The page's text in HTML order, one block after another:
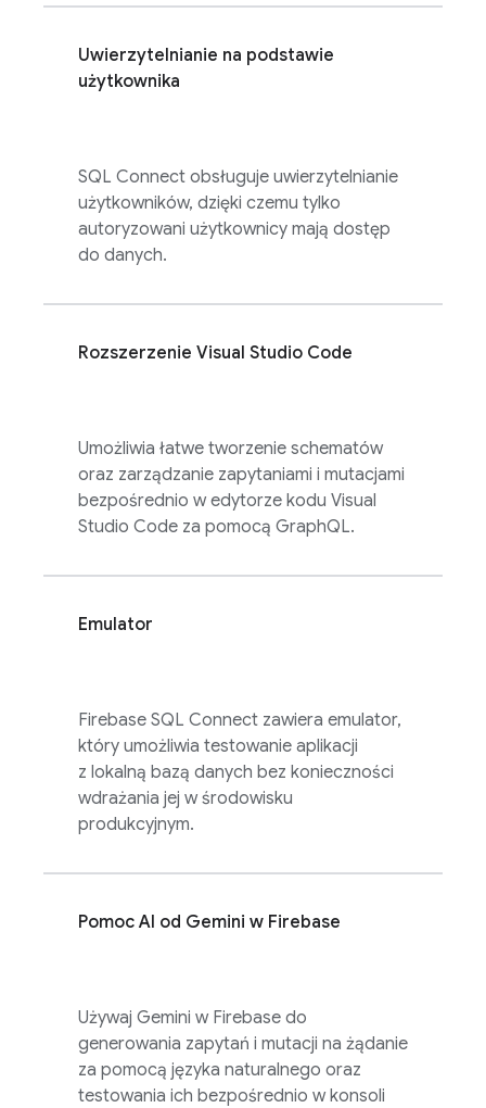
Uwierzytelnianie na podstawie
użytkownika
SQL Connect obsługuje uwierzytelnianie
użytkowników, dzięki czemu tylko
autoryzowani użytkownicy mają dostęp
do danych.
Rozszerzenie Visual Studio Code
Umożliwia łatwe tworzenie schematów
oraz zarządzanie zapytaniami i mutacjami
bezpośrednio w edytorze kodu Visual
Studio Code za pomocą GraphQL.
Emulator
Firebase SQL Connect zawiera emulator,
który umożliwia testowanie aplikacji
z lokalną bazą danych bez konieczności
wdrażania jej w środowisku
produkcyjnym.
Pomoc AI od Gemini w Firebase
Używaj Gemini w Firebase do
generowania zapytań i mutacji na żądanie
za pomocą języka naturalnego oraz
testowania ich bezpośrednio w konsoli